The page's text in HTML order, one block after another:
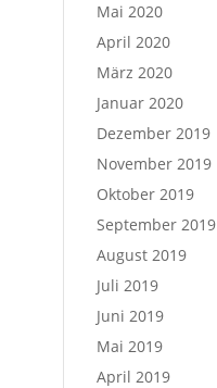
Mai 2020
April 2020
März 2020
Januar 2020
Dezember 2019
November 2019
Oktober 2019
September 2019
August 2019
Juli 2019
Juni 2019
Mai 2019
April 2019